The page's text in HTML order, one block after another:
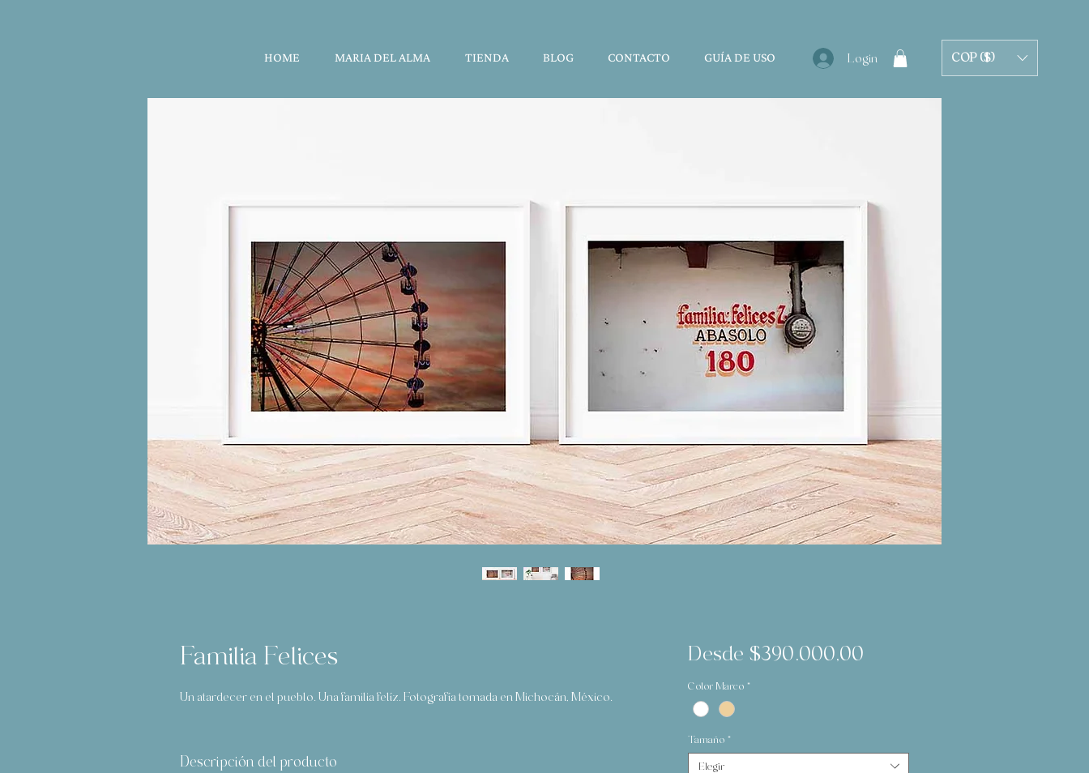
HOME MARIA DEL ALMA TIENDA BLOG CONTACTO GUÍA DE USO Login COP ($)
Familia Felices
Un atardecer en el pueblo. Una familia felíz. Fotografía tomada en Michocán, México.
Descripción del producto
Desde $390.000,00
Color Marco *
Tamaño *
Elegir